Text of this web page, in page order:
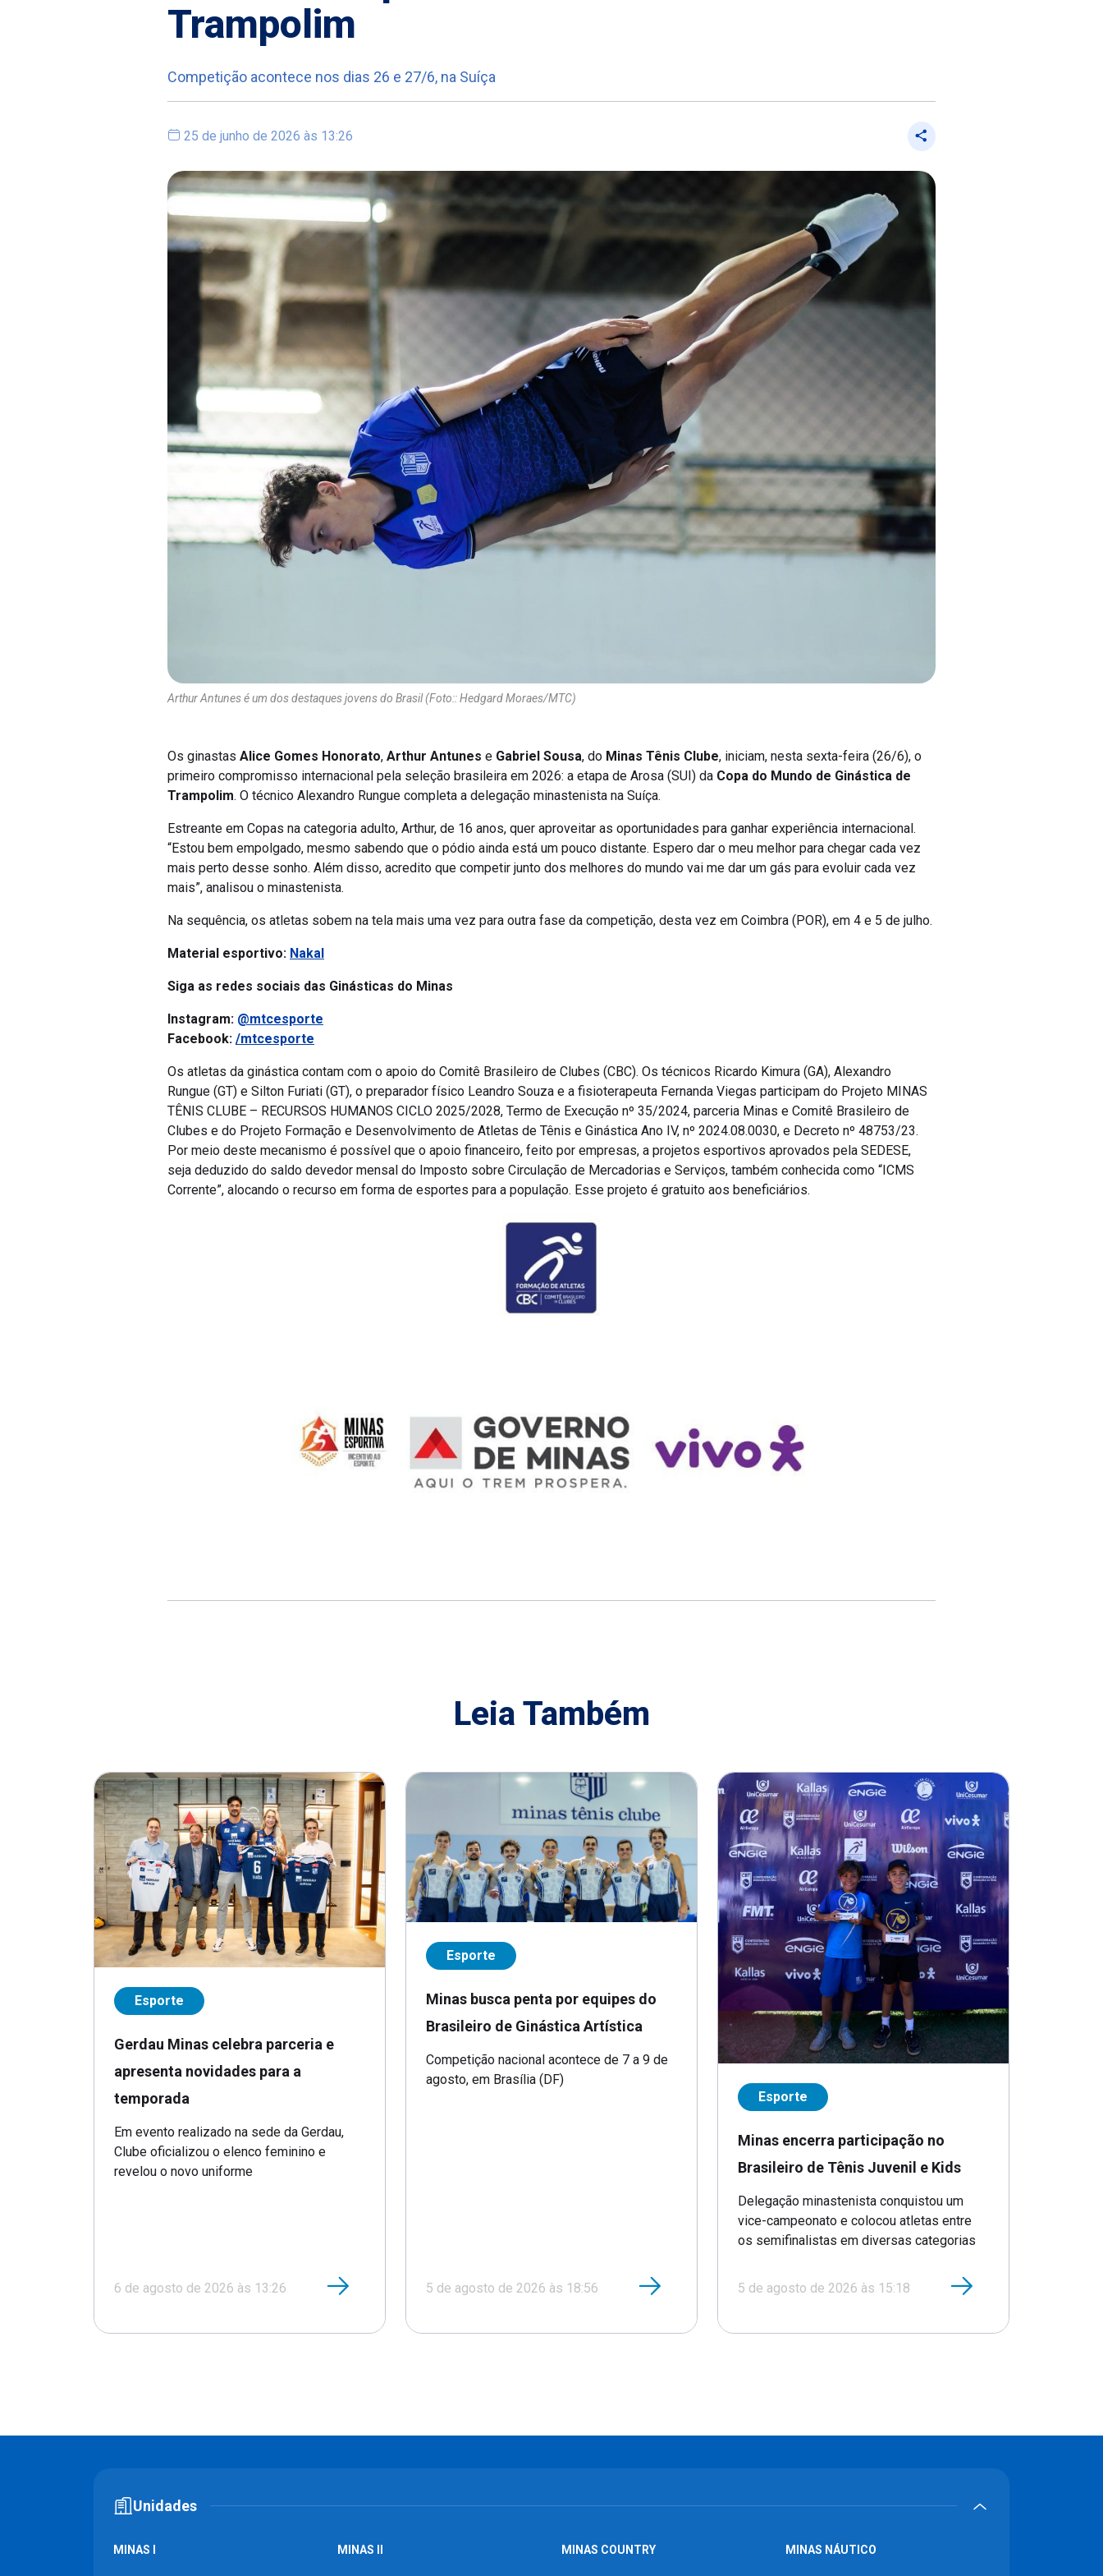
Trampolim
Competição acontece nos dias 26 e 27/6, na Suíça
25 de junho de 2026 às 13:26
Arthur Antunes é um dos destaques jovens do Brasil (Foto:: Hedgard Moraes/MTC)
Os ginastas Alice Gomes Honorato Arthur Antunes e Gabriel Sousa , do Minas Tênis Clube , iniciam, nesta sexta-feira (26/6), o
primeiro compromisso internacional pela seleção brasileira em 2026: a etapa de Arosa (SUI) da Copa do Mundo de Ginástica de
Trampolim . O técnico Alexandro Rungue completa a delegação minastenista na Suíça.
Estreante em Copas na categoria adulto, Arthur, de 16 anos, quer aproveitar as oportunidades para ganhar experiência internacional.
“Estou bem empolgado, mesmo sabendo que o pódio ainda está um pouco distante. Espero dar o meu melhor para chegar cada vez
mais perto desse sonho. Além disso, acredito que competir junto dos melhores do mundo vai me dar um gás para evoluir cada vez
mais”, analisou o minastenista.
Na sequência, os atletas sobem na tela mais uma vez para outra fase da competição, desta vez em Coimbra (POR), em 4 e 5 de julho.
Material esportivo: Nakal
Siga as redes sociais das Ginásticas do Minas
Instagram: @mtcesporte
Facebook: /mtcesporte
Os atletas da ginástica contam com o apoio do Comitê Brasileiro de Clubes (CBC). Os técnicos Ricardo Kimura (GA), Alexandro
Rungue (GT) e Silton Furiati (GT), o preparador físico Leandro Souza e a fisioterapeuta Fernanda Viegas participam do Projeto MINAS
TÊNIS CLUBE – RECURSOS HUMANOS CICLO 2025/2028, Termo de Execução nº 35/2024, parceria Minas e Comitê Brasileiro de
Clubes e do Projeto Formação e Desenvolvimento de Atletas de Tênis e Ginástica Ano IV, nº 2024.08.0030, e Decreto nº 48753/23.
Por meio deste mecanismo é possível que o apoio financeiro, feito por empresas, a projetos esportivos aprovados pela SEDESE,
seja deduzido do saldo devedor mensal do Imposto sobre Circulação de Mercadorias e Serviços, também conhecida como “ICMS
Corrente”, alocando o recurso em forma de esportes para a população. Esse projeto é gratuito aos beneficiários.
Leia Também
Esporte
Gerdau Minas celebra parceria e
apresenta novidades para a
temporada
Em evento realizado na sede da Gerdau,
Clube oficializou o elenco feminino e
revelou o novo uniforme
6 de agosto de 2026 às 13:26
Esporte
Minas busca penta por equipes do
Brasileiro de Ginástica Artística
Competição nacional acontece de 7 a 9 de
agosto, em Brasília (DF)
5 de agosto de 2026 às 18:56
Esporte
Minas encerra participação no
Brasileiro de Tênis Juvenil e Kids
Delegação minastenista conquistou um
vice-campeonato e colocou atletas entre
os semifinalistas em diversas categorias
5 de agosto de 2026 às 15:18
Unidades
MINAS I MINAS II MINAS COUNTRY MINAS NÁUTICO